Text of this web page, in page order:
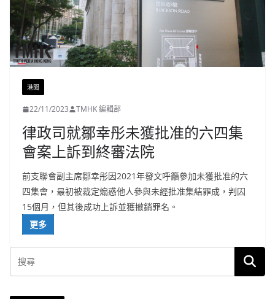
港聞
22/11/2023 TMHK 編輯部
律政司就鄒幸彤未獲批准的六四集
會案上訴到終審法院
前支聯會副主席鄒幸彤因2021年發文呼籲參加未獲批准的六
四集會，最初被裁定煽惑他人參與未經批准集結罪成，判囚
15個月，但其後成功上訴並獲撤銷罪名。
更多